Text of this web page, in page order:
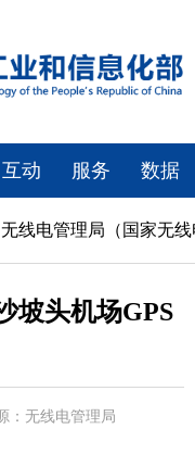
互动 服务 数据
无线电管理局（国家无
坡头机场GPS
：无线电管理局